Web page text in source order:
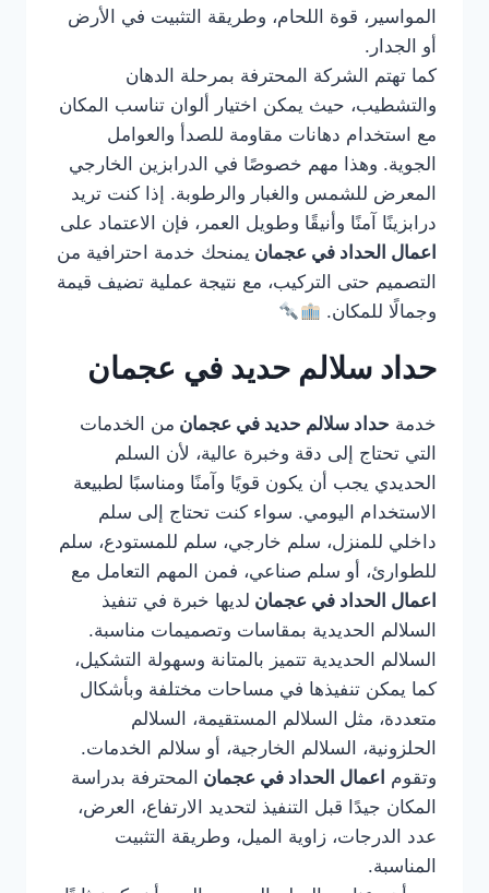
المواسير، قوة اللحام، وطريقة التثبيت في الأرض
أو الجدار.
كما تهتم الشركة المحترفة بمرحلة الدهان
والتشطيب، حيث يمكن اختيار ألوان تناسب المكان
مع استخدام دهانات مقاومة للصدأ والعوامل
الجوية. وهذا مهم خصوصًا في الدرابزين الخارجي
المعرض للشمس والغبار والرطوبة. إذا كنت تريد
درابزينًا آمنًا وأنيقًا وطويل العمر، فإن الاعتماد على
اعمال الحداد في عجمان يمنحك خدمة احترافية من
التصميم حتى التركيب، مع نتيجة عملية تضيف قيمة
وجمالًا للمكان.
حداد سلالم حديد في عجمان
خدمة حداد سلالم حديد في عجمان من الخدمات
التي تحتاج إلى دقة وخبرة عالية، لأن السلم
الحديدي يجب أن يكون قويًا وآمنًا ومناسبًا لطبيعة
الاستخدام اليومي. سواء كنت تحتاج إلى سلم
داخلي للمنزل، سلم خارجي، سلم للمستودع، سلم
للطوارئ، أو سلم صناعي، فمن المهم التعامل مع
اعمال الحداد في عجمان لديها خبرة في تنفيذ
السلالم الحديدية بمقاسات وتصميمات مناسبة.
السلالم الحديدية تتميز بالمتانة وسهولة التشكيل،
كما يمكن تنفيذها في مساحات مختلفة وبأشكال
متعددة، مثل السلالم المستقيمة، السلالم
الحلزونية، السلالم الخارجية، أو سلالم الخدمات.
وتقوم اعمال الحداد في عجمان المحترفة بدراسة
المكان جيدًا قبل التنفيذ لتحديد الارتفاع، العرض،
عدد الدرجات، زاوية الميل، وطريقة التثبيت
المناسبة.